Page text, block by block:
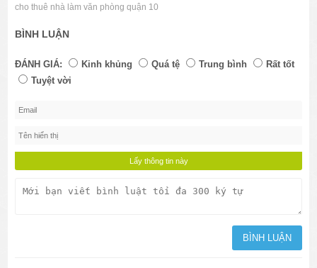
cho thuê nhà làm văn phòng quận 10
BÌNH LUẬN
ĐÁNH GIÁ: Kinh khủng Quá tệ Trung bình
Rất tốt
Tuyệt vời